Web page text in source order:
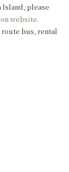
Island, please
website.
bus, rental